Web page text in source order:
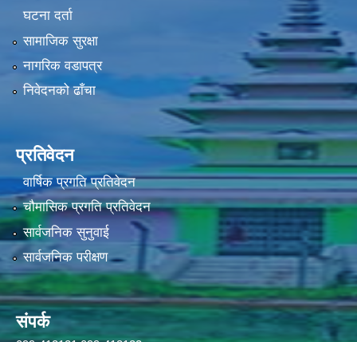
घटना दर्ता
सामाजिक सुरक्षा
नागरिक वडापत्र
निवेदनको ढाँचा
प्रतिवेदन
वार्षिक प्रगति प्रतिवेदन
चौमासिक प्रगति प्रतिवेदन
सार्वजनिक सुनुवाई
सार्वजनिक परीक्षण
संपर्क